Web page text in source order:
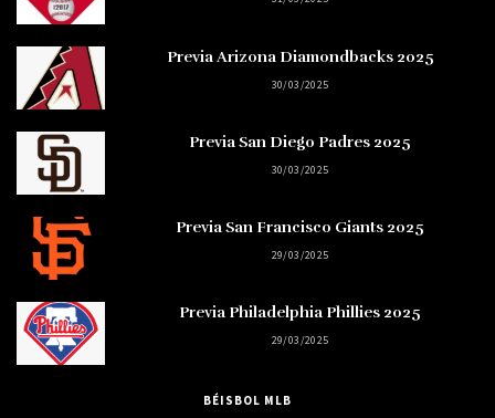
Previa Arizona Diamondbacks 2025
30/03/2025
Previa San Diego Padres 2025
30/03/2025
Previa San Francisco Giants 2025
29/03/2025
Previa Philadelphia Phillies 2025
29/03/2025
BÉISBOL MLB